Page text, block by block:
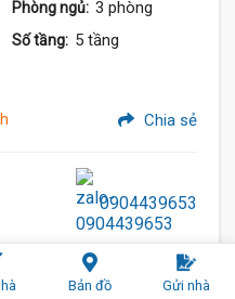
Bản đồ Gửi nhà
Phòng ngủ: 3 phòng
Số tầng: 5 tầng
Chia sẻ
0904439653